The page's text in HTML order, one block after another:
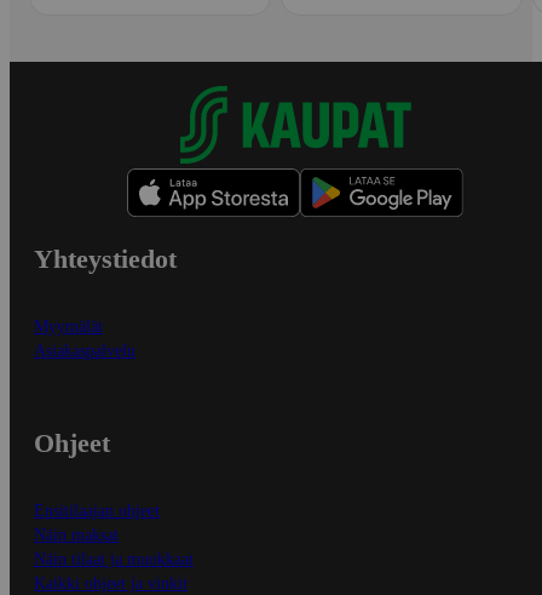
Yhteystiedot
Myymälät
Asiakaspalvelu
Ohjeet
Ensitilaajan ohjeet
Näin maksat
Näin tilaat ja muokkaat
Kaikki ohjeet ja vinkit